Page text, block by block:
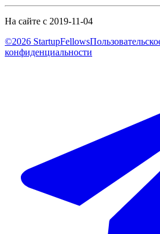
На сайте с 2019-11-04
©2026 StartupFellows
конфиденциальности